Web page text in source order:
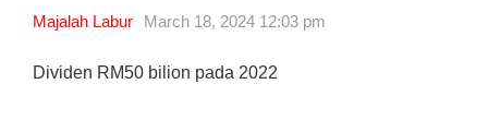
Majalah Labur March 18, 2024 12:03 pm
Dividen RM50 bilion pada 2022